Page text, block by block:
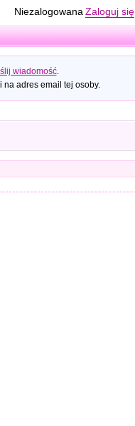
Niezalogowana Zaloguj się
wiadomość.
adres email tej osoby.